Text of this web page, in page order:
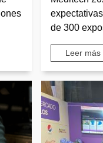
de 300
Leer más